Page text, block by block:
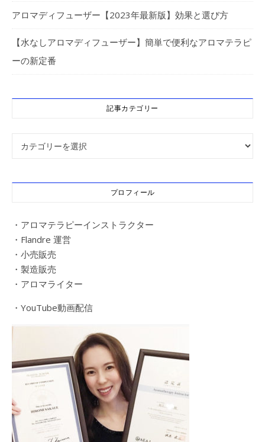
アロマディフューザー【2023年最新版】効果と選び方
【水なしアロマディフューザー】簡単で便利なアロマテラピ
ーの新定番
記事カテゴリー
記事カテゴリー
プロフィール
・アロマテラピーインストラクター
・Flandre 運営
・小売販売
・製造販売
・アロマライター
・YouTube動画配信